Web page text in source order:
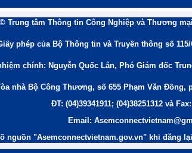
© Trung tâm Thông tin Công Nghiệp và Thương
phép của Bộ Thông tin và Truyền thông số
chính: Nguyễn Quốc Lân, Phó Giám đốc
nhà Bộ Công Thương, số 655 Phạm Văn Đồng,
ĐT: (04)39341911; (04)38251312 và
Email:
nguồn "Asemconnectvietnam.gov.vn" khi đăng